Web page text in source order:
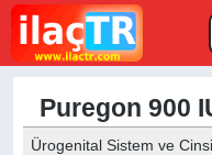
Puregon 900
Ürogenital Sistem ve